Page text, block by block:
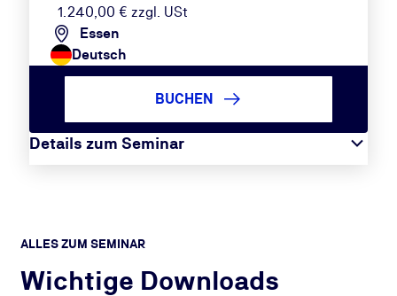
1.240,00 € zzgl. USt
Essen
Deutsch
Details zum Seminar
BUCHEN
ALLES ZUM SEMINAR
Wichtige Downloads